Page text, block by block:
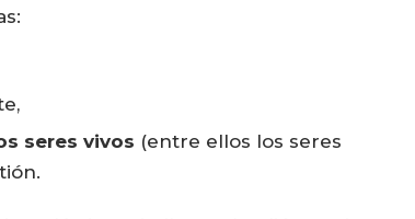
seres vivos (entre ellos los seres